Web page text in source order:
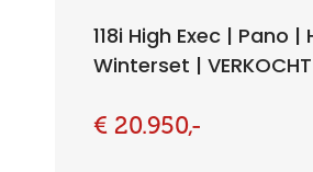
118i High Exec | Pano |
Winterset | VERKOCHT
€ 20.950,-